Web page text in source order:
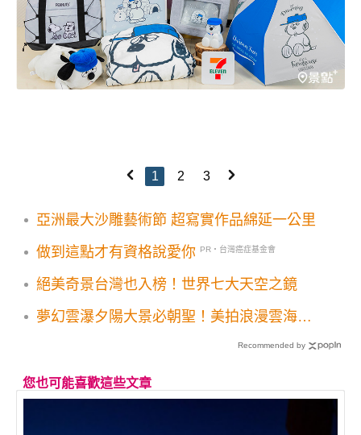
1 2 3
亞洲最大沙雕藝術節 超寫實作品綿延一公里
做到這點才有資格說愛你
PR・台灣癌症基金會
絕美奇景台灣也入榜！世界七大天空之鏡
夢幻雲瀑夕陽大景必朝聖！美拍浪漫雲海山
Recommended by
您也可能喜歡這些文章